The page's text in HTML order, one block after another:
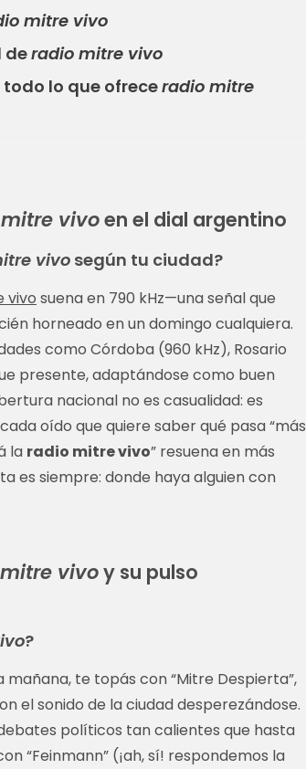
mitre vivo
deradio mitre vivo
lo que ofreceradio mitre
vivoen el dial argentino
vivosegún tu ciudad?
vivo suena en 790 kHz—una señal que
horneado en un domingo cualquiera.
como Córdoba (960 kHz), Rosario
presente, adaptándose como buen
nacional no es casualidad: es
oído que quiere saber qué pasa “más
la radio mitre vivo” resuena en más
es siempre: donde haya alguien con
vivoy su pulso
?
mañana, te topás con “Mitre Despierta”,
el sonido de la ciudad desperezándose.
políticos tan calientes que hasta
“Feinmann” (¡ah, sí! respondemos la